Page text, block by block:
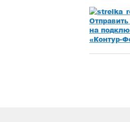
на
«Контур-